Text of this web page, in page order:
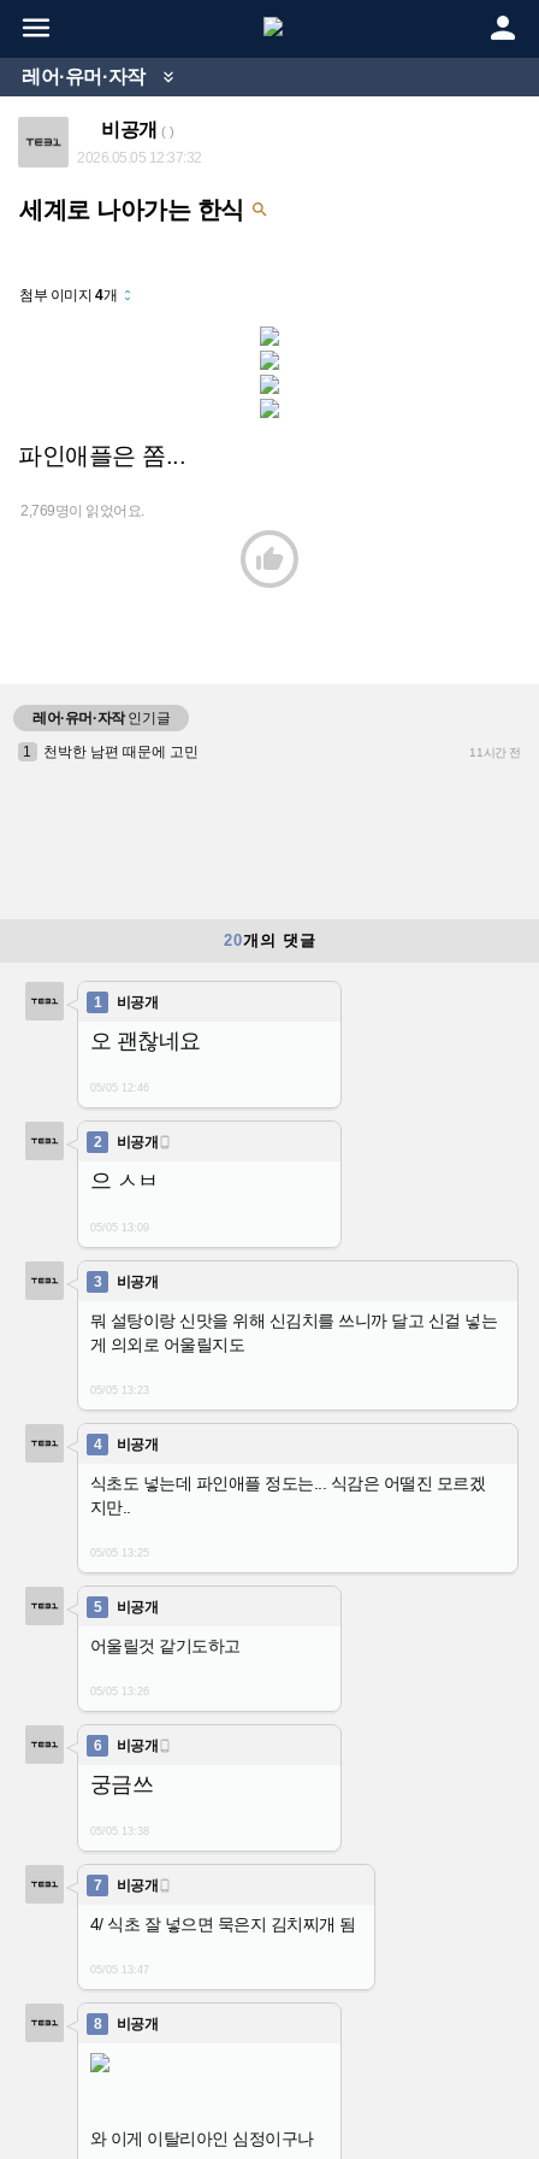
 
레어·유머·자작 
비공개 ( )
2026.05.05 12:37:32
세계로 나아가는 한식 
첨부 이미지4개 unfold_more
파인애플은 쫌...
2,769명이 읽었어요.

레어·유머·자작인기글
1
천박한 남편 때문에 고민 11시간 전
20개의 댓글
1 비공개
오 괜찮네요
05/05 12:46
2 비공개 
으 ㅅㅂ
05/05 13:09
3 비공개
뭐 설탕이랑 신맛을 위해 신김치를 쓰니까 달고 신걸 넣는
게 의외로 어울릴지도
05/05 13:23
4 비공개
식초도 넣는데 파인애플 정도는... 식감은 어떨진 모르겠
지만..
05/05 13:25
5 비공개
어울릴것 같기도하고
05/05 13:26
6 비공개 
궁금쓰
05/05 13:38
7 비공개 
4/ 식초 잘 넣으면 묵은지 김치찌개 됨
05/05 13:47
8 비공개
와 이게 이탈리아인 심정이구나